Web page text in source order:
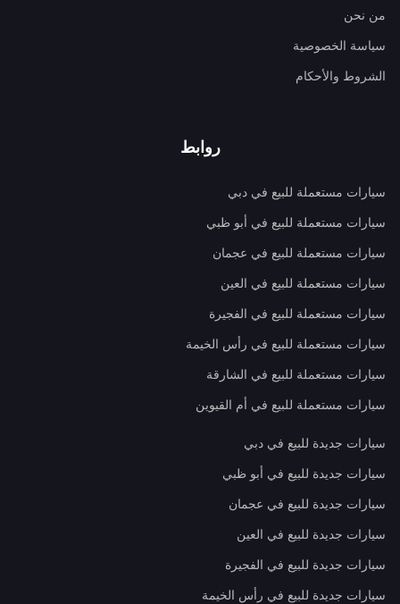
من نحن
سياسة الخصوصية
الشروط والأحكام
روابط
سيارات مستعملة للبيع في دبي
سيارات مستعملة للبيع في أبو ظبي
سيارات مستعملة للبيع في عجمان
سيارات مستعملة للبيع في العين
سيارات مستعملة للبيع في الفجيرة
سيارات مستعملة للبيع في رأس الخيمة
سيارات مستعملة للبيع في الشارقة
سيارات مستعملة للبيع في أم القيوين
سيارات جديدة للبيع في دبي
سيارات جديدة للبيع في أبو ظبي
سيارات جديدة للبيع في عجمان
سيارات جديدة للبيع في العين
سيارات جديدة للبيع في الفجيرة
سيارات جديدة للبيع في رأس الخيمة